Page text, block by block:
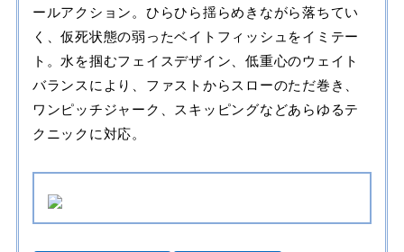
ールアクション。ひらひら揺らめきながら落ちてい
く、仮死状態の弱ったベイトフィッシュをイミテー
ト。水を掴むフェイスデザイン、低重心のウェイト
バランスにより、ファストからスローのただ巻き、
ワンピッチジャーク、スキッピングなどあらゆるテ
クニックに対応。